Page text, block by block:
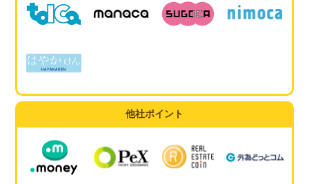
他社ポイント